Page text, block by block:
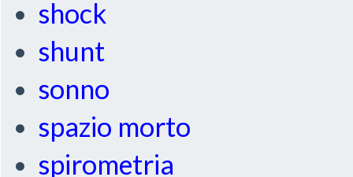
shock
shunt
sonno
spazio morto
spirometria